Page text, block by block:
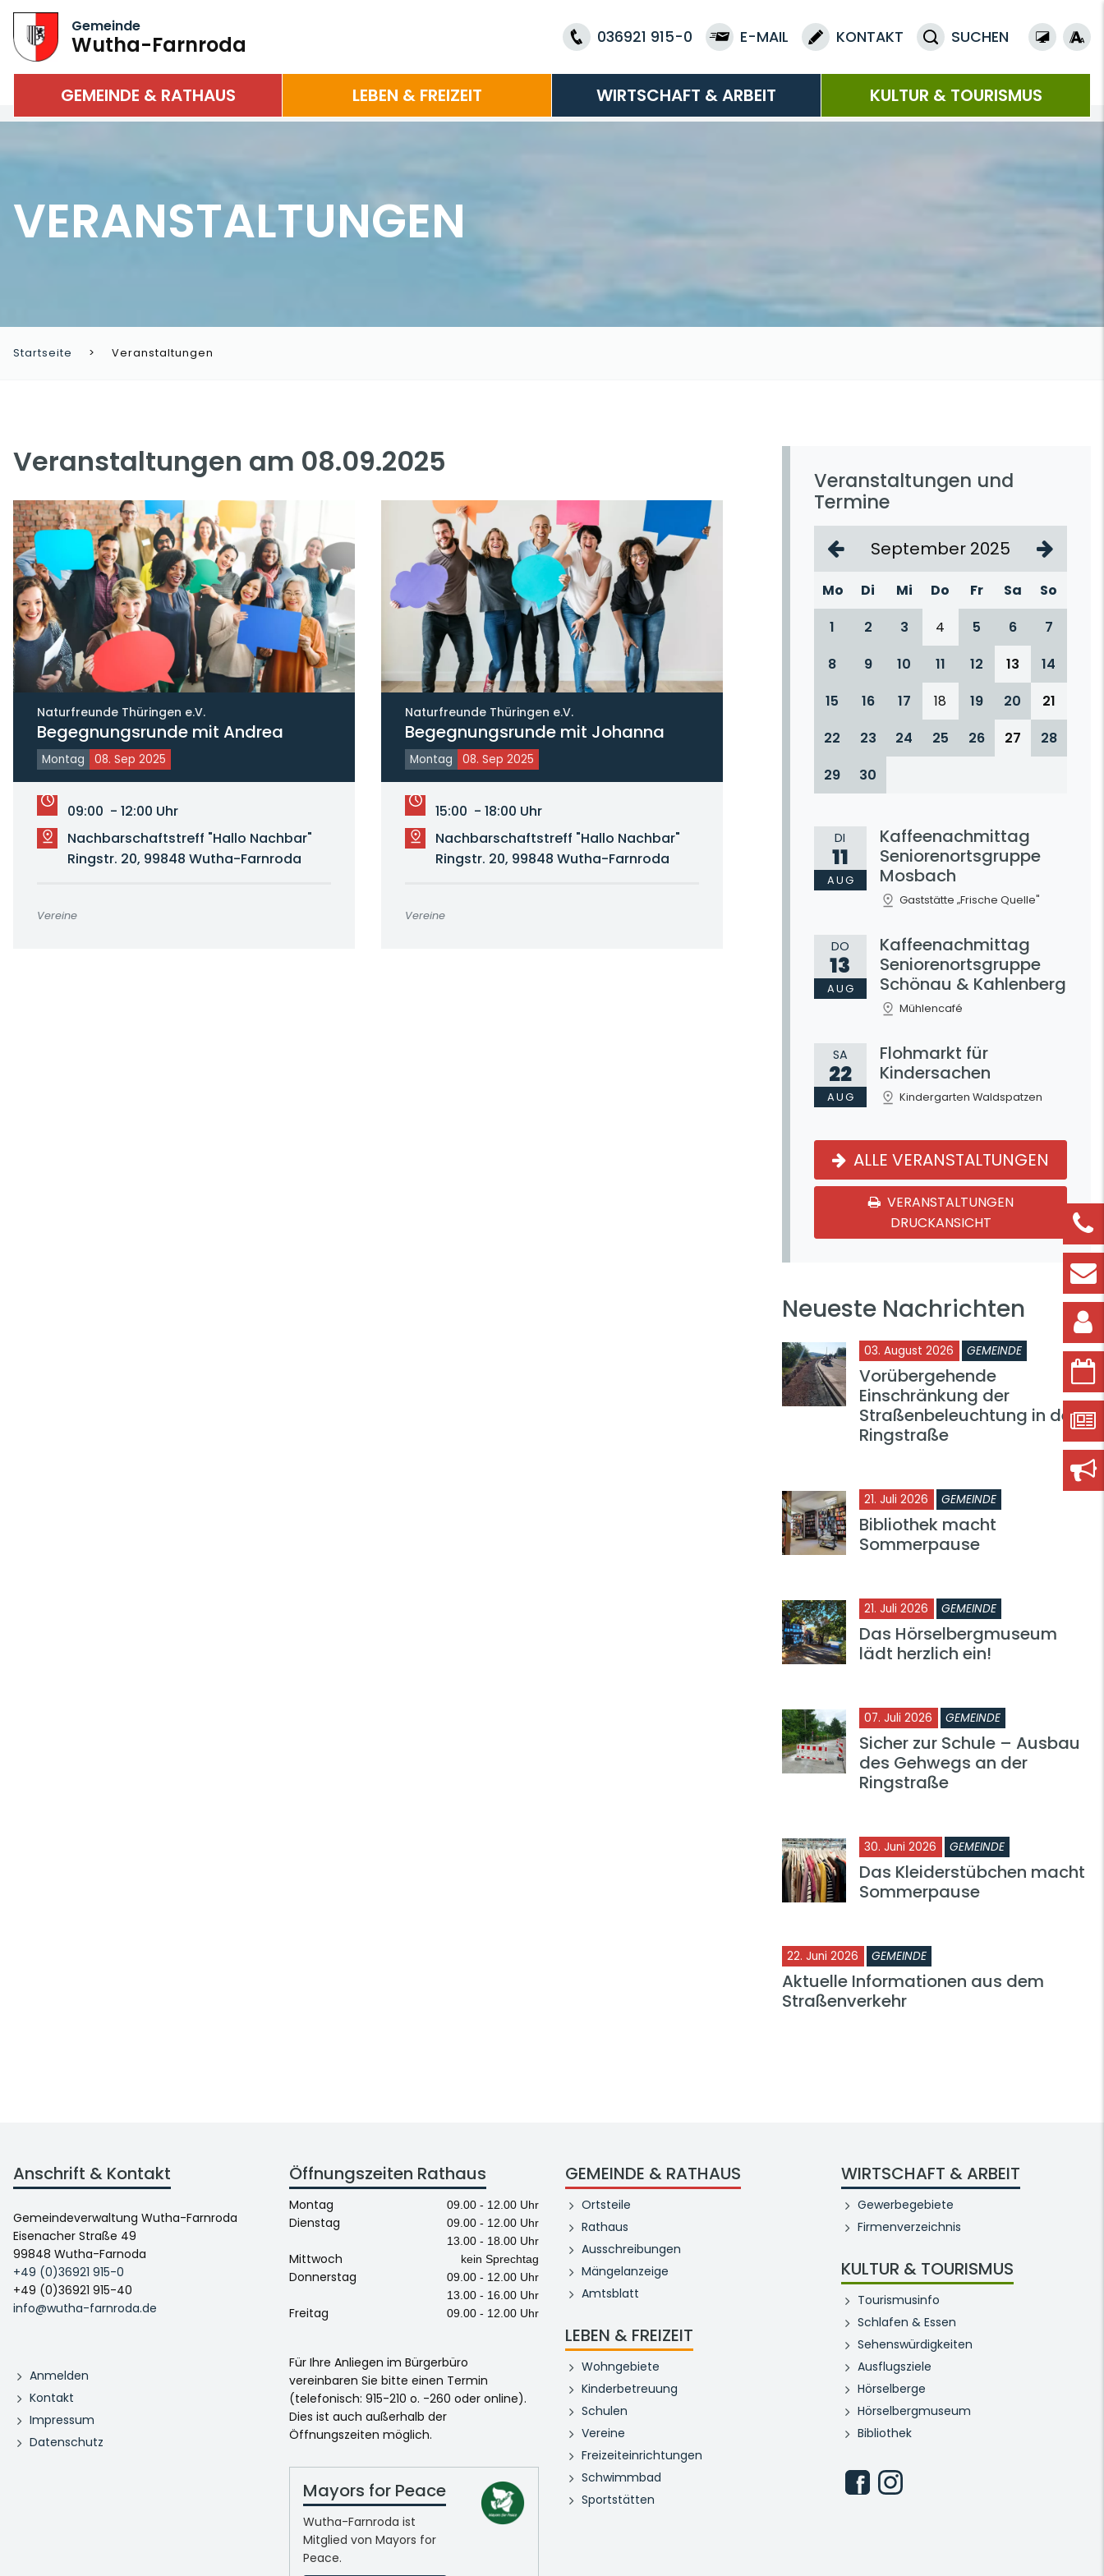
Gemeinde
Wutha-Farnroda 036921 915-0 E-MAIL KONTAKT SUCHEN
GEMEINDE & RATHAUS LEBEN & FREIZEIT WIRTSCHAFT & ARBEIT KULTUR & TOURISMUS
VERANSTALTUNGEN
Startseite Veranstaltungen
Veranstaltungen am 08.09.2025
Naturfreunde Thüringen e.V.
Begegnungsrunde mit Andrea
Montag 08. Sep 2025
09:00 - 12:00 Uhr
Nachbarschaftstreff "Hallo Nachbar"
Ringstr. 20, 99848 Wutha-Farnroda
Vereine
Naturfreunde Thüringen e.V.
Begegnungsrunde mit Johanna
Montag 08. Sep 2025
15:00 - 18:00 Uhr
Nachbarschaftstreff "Hallo Nachbar"
Ringstr. 20, 99848 Wutha-Farnroda
Vereine
Veranstaltungen und
Termine
September 2025
Mo Di Mi Do Fr Sa
So
1
2 3 4 5 6
7
8
9 10 11 12 13
14
15
16 17 18 19 20
21
22
23 24 25 26 27
28
29
30
DI
11
AUG
Kaffeenachmittag
Seniorenortsgruppe
Mosbach
Gaststätte „Frische Quelle"
DO
13
AUG
Kaffeenachmittag
Seniorenortsgruppe
Schönau & Kahlenberg
Mühlencafé
SA
22
AUG
Flohmarkt für
Kindersachen
Kindergarten Waldspatzen
ALLE VERANSTALTUNGEN
VERANSTALTUNGEN
DRUCKANSICHT
Neueste Nachrichten
03. August 2026 GEMEINDE
Vorübergehende
Einschränkung der
Straßenbeleuchtung in der
Ringstraße
21. Juli 2026 GEMEINDE
Bibliothek macht
Sommerpause
21. Juli 2026 GEMEINDE
Das Hörselbergmuseum
lädt herzlich ein!
07. Juli 2026 GEMEINDE
Sicher zur Schule – Ausbau
des Gehwegs an der
Ringstraße
30. Juni 2026 GEMEINDE
Das Kleiderstübchen macht
Sommerpause
22. Juni 2026 GEMEINDE
Aktuelle Informationen aus dem
Straßenverkehr
Anschrift & Kontakt
Gemeindeverwaltung Wutha-Farnroda
Eisenacher Straße 49
99848 Wutha-Farnoda
+49 (0)36921 915-0
+49 (0)36921 915-40
info@wutha-farnroda.de
Anmelden
Kontakt
Impressum
Datenschutz
Öffnungszeiten Rathaus
Montag 09.00 - 12.00 Uhr
Dienstag
09.00 - 12.00 Uhr
13.00 - 18.00 Uhr
Mittwoch kein Sprechtag
Donnerstag
09.00 - 12.00 Uhr
13.00 - 16.00 Uhr
Freitag 09.00 - 12.00 Uhr
Für Ihre Anliegen im Bürgerbüro
vereinbaren Sie bitte einen Termin
(telefonisch: 915-210 o. -260 oder online).
Dies ist auch außerhalb der
Öffnungszeiten möglich.
Mayors for Peace
Wutha-Farnroda ist
Mitglied von Mayors for
Peace.
GEMEINDE & RATHAUS
Ortsteile
Rathaus
Ausschreibungen
Mängelanzeige
Amtsblatt
LEBEN & FREIZEIT
Wohngebiete
Kinderbetreuung
Schulen
Vereine
Freizeiteinrichtungen
Schwimmbad
Sportstätten
WIRTSCHAFT & ARBEIT
Gewerbegebiete
Firmenverzeichnis
KULTUR & TOURISMUS
Tourismusinfo
Schlafen & Essen
Sehenswürdigkeiten
Ausflugsziele
Hörselberge
Hörselbergmuseum
Bibliothek